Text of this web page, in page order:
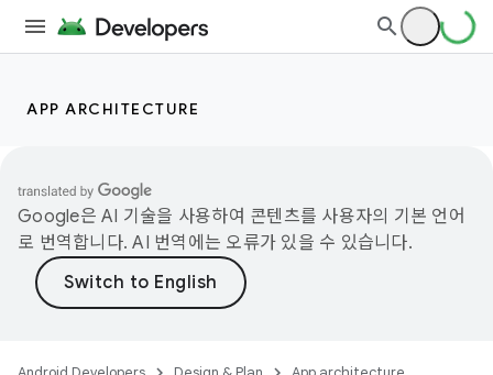
APP ARCHITECTURE
Google은 AI 기술을 사용하여 콘텐츠를 사용자의 기본 언어
로 번역합니다. AI 번역에는 오류가 있을 수 있습니다.